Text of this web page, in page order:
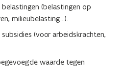
(belastingen op
milieubelasting…).
(voor arbeidskrachten,
waarde tegen